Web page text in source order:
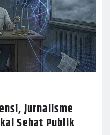
Jurnalisme
Sehat Publik